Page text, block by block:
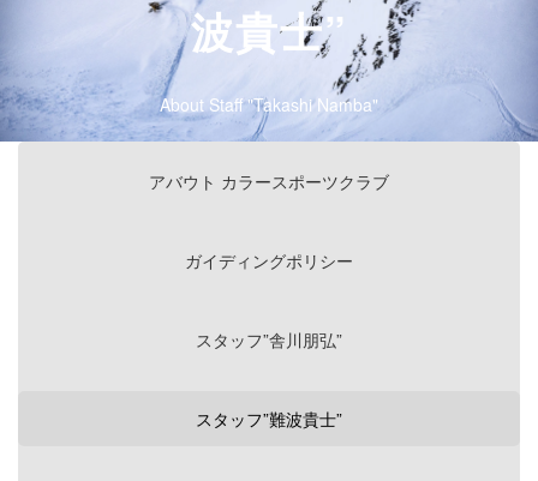
波貴士”
About Staff "Takashi Namba"
アバウト カラースポーツクラブ
ガイディングポリシー
スタッフ”舎川朋弘”
スタッフ”難波貴士”